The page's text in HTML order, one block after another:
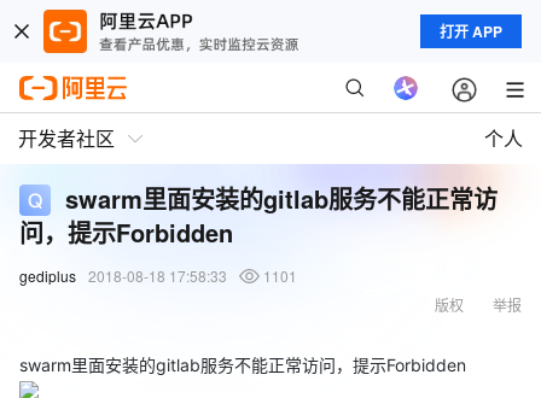
打开 APP
开发者社区 个人
swarm里面安装的gitlab服务不能正常访
问，提示Forbidden
gediplus 2018-08-18 17:58:33
1101
举报
版权
swarm里面安装的gitlab服务不能正常访问，提示Forbidden